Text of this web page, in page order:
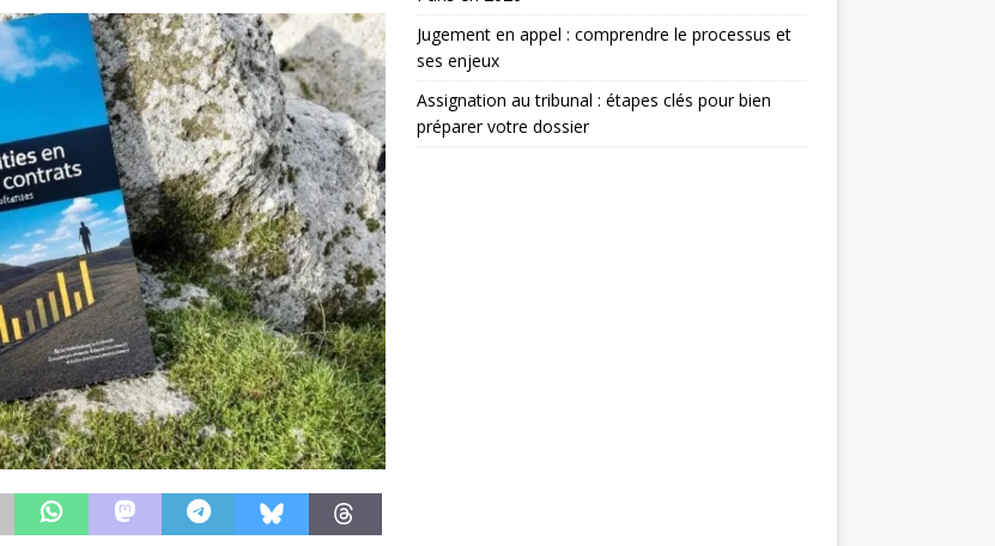
Jugement en appel : comprendre le processus et
ses enjeux
Assignation au tribunal : étapes clés pour bien
préparer votre dossier